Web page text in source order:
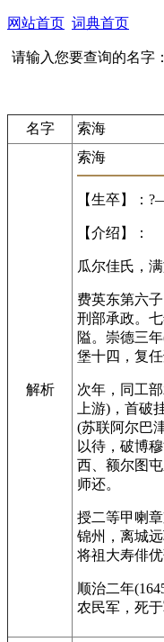
网站首页 词典首页
请输入您要查询的名字：
名字 索海
解析
索海
【生卒】：
【介绍】：
瓜尔佳氏，
费英东第六
刑部承政。
隘。崇德三
堡十四，复任
次年，同工
上游)，首破
(苏联阿尔巴
以待，破博
西、额尔图
师还。
授二等甲喇
锦州，离城
将祖大寿俳
顺治二年
农民军，死于